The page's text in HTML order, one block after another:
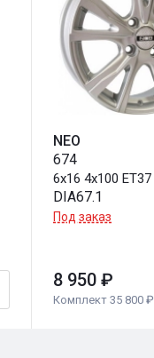
NEO
674
6x16 4x100 ET37
DIA67.1
Под заказ
8 950 ₽
Комплект 35 800 ₽